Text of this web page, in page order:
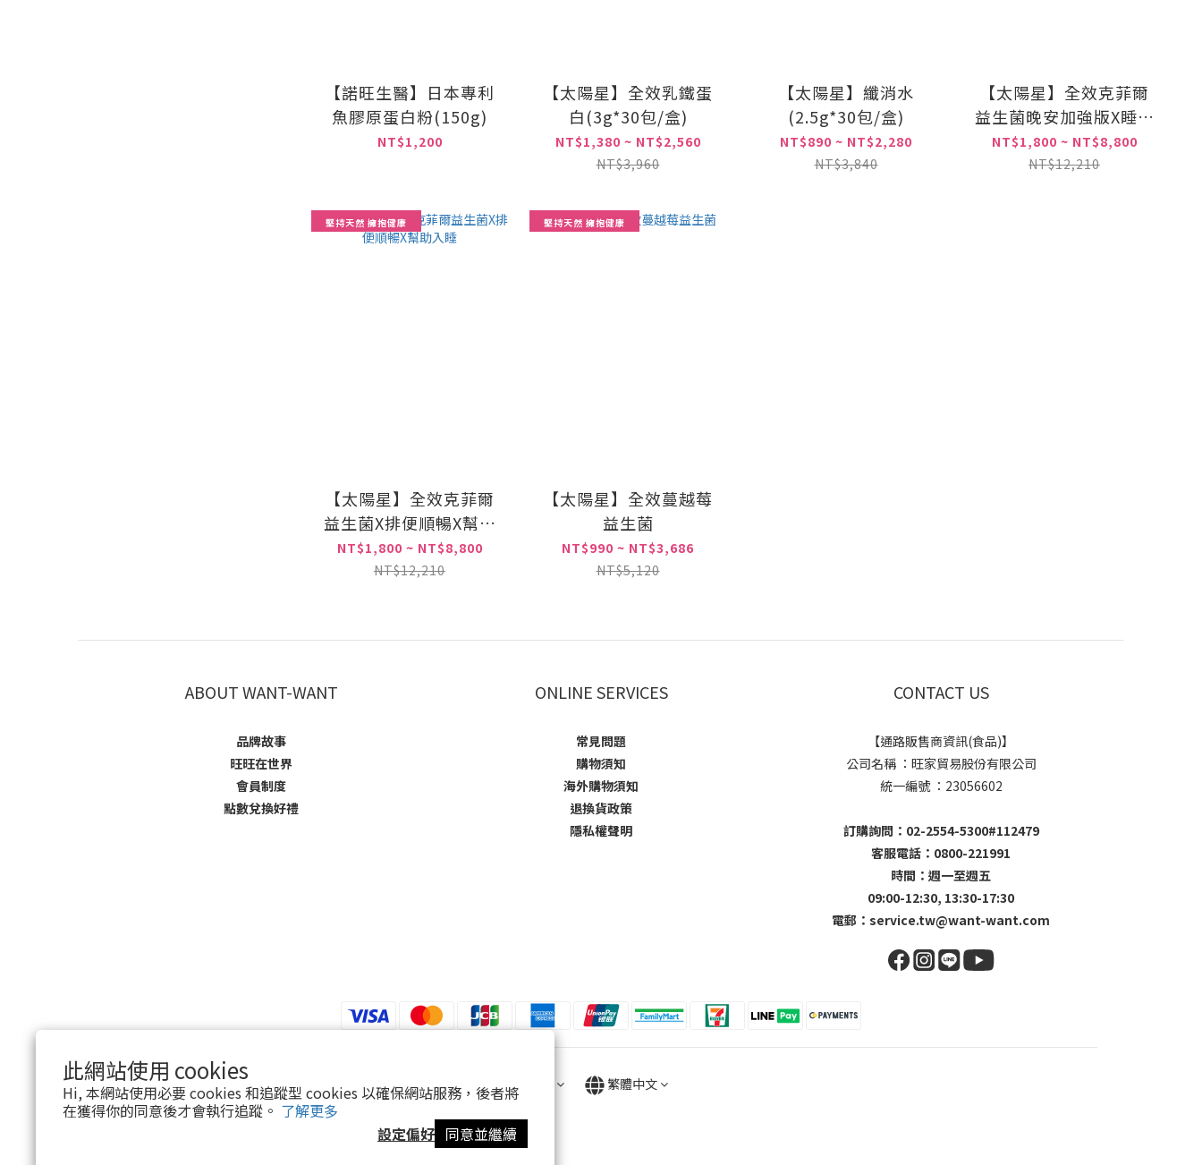
此網站使用 cookies
Hi, 本網站使用必要 cookies 和追蹤型 cookies 以確保網站服務，後者將
在獲得你的同意後才會執行追蹤。 了解更多
設定偏好 同意並繼續
【諾旺生醫】日本專利
魚膠原蛋白粉(150g)
NT$1,200
【太陽星】全效乳鐵蛋
白(3g*30包/盒)
NT$1,380 ~ NT$2,560
NT$3,960
【太陽星】纖消水
(2.5g*30包/盒)
NT$890 ~ NT$2,280
NT$3,840
【太陽星】全效克菲爾
益生菌晚安加強版X睡眠
全期呵護X千中選一
NT$1,800 ~ NT$8,800
NT$12,210
堅持天然 擁抱健康
【太陽星】全效克菲爾
益生菌X排便順暢X幫助
入睡
NT$1,800 ~ NT$8,800
NT$12,210
堅持天然 擁抱健康
【太陽星】全效蔓越莓
益生菌
NT$990 ~ NT$3,686
NT$5,120
ABOUT WANT-WANT
品牌故事
旺旺在世界
會員制度
點數兌換好禮
ONLINE SERVICES
常見問題
購物須知
海外購物須知
退換貨政策
隱私權聲明
CONTACT US
【通路販售商資訊(食品)】
公司名稱 ：旺家貿易股份有限公司
統一編號 ：23056602
訂購詢問：02-2554-5300#112479
客服電話：0800-221991
時間：週一至週五
09:00-12:30, 13:30-17:30
電郵： service.tw@want-want.com
繁體中文